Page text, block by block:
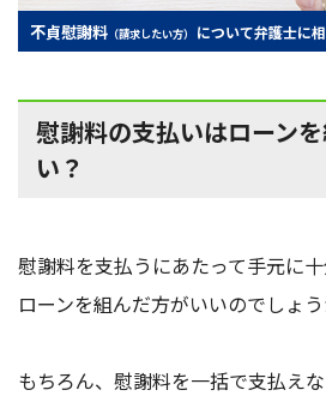
不貞慰謝料 （請求したい方） について弁護士に
慰謝料の支払いはローン
い？
慰謝料を支払うにあたって手元に十
ローンを組んだ方がいいのでしょう
もちろん、慰謝料を一括で支払え